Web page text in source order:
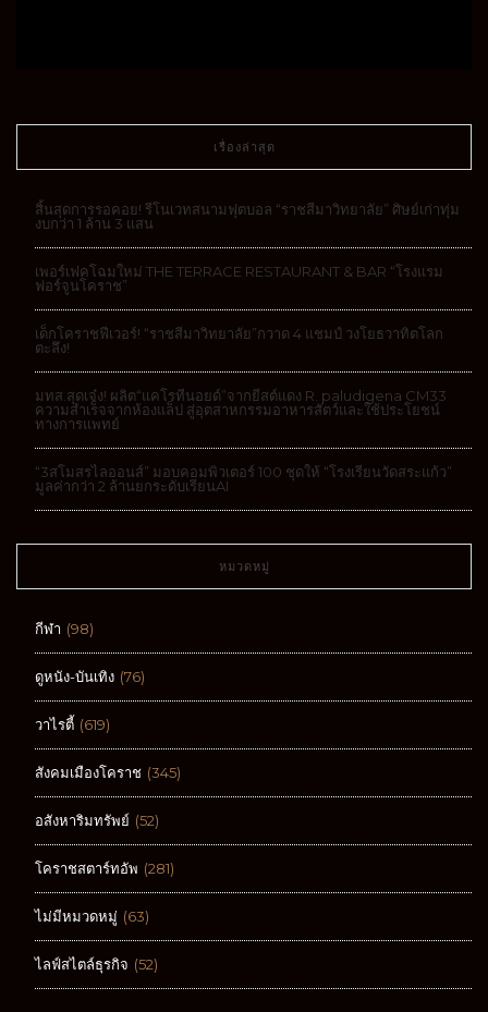
เรื่องล่าสุด
งบกว่า 1 ล้าน 3 แสน
เพอร์เฟคโฉมใหม่ THE TERRACE RESTAURANT & BAR “โรงแรม
ฟอร์จูนโคราช”
ตะลึง!
มทส.สุดเจ๋ง! ผลิต“แคโรทีนอยด์”จากยีสต์แดง R. paludigena CM33
ทางการแพทย์
“3สโมสรไลออนส์” มอบคอมพิวเตอร์ 100 ชุดให้ “โรงเรียนวัดสระแก้ว”
มูลค่ากว่า 2 ล้านยกระดับเรียนAI
หมวดหมู่
กีฬา(98)
ดูหนัง-บันเทิง(76)
วาไรตี้(619)
สังคมเมืองโคราช(345)
อสังหาริมทรัพย์(52)
โคราชสตาร์ทอัพ(281)
ไม่มีหมวดหมู่(63)
ไลฟ์สไตล์ธุรกิจ(52)